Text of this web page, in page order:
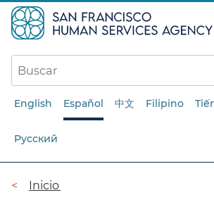
al
contenido
principal​​
English Español 中文 Filipino
Русский
Ruta
Inicio​​